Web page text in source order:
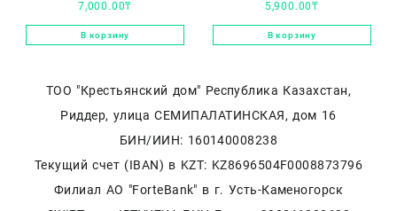
студия Unicorn «Давид»
на подрамнике 40х50
7,000.00₸
В корзину
«Мона Лиза» на
подрамнике 40х50
5,900.00₸
В корзину
ТОО "Крестьянский дом" Республика Казахстан,
Риддер, улица СЕМИПАЛАТИНСКАЯ, дом 16
БИН/ИИН: 160140008238
Текущий счет (IBAN) в KZT: KZ8696504F0008873796
Филиал АО "ForteBank" в г. Усть-Каменогорск